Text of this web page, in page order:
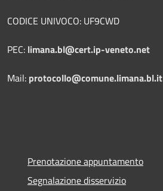
CODICE UNIVOCO: UF9CWD
PEC: limana.bl@cert.ip-veneto.net
Mail: protocollo@comune.limana.bl.it
Prenotazione appuntamento
Segnalazione disservizio